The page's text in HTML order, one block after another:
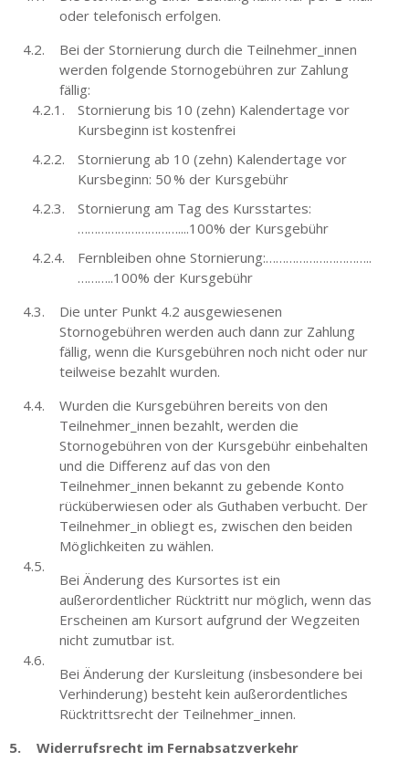
oder telefonisch erfolgen.
Bei der Stornierung durch die Teilnehmer_innen
werden folgende Stornogebühren zur Zahlung
fällig:
Stornierung bis 10 (zehn) Kalendertage vor
Kursbeginn ist kostenfrei
Stornierung ab 10 (zehn) Kalendertage vor
Kursbeginn: 50 % der Kursgebühr
Stornierung am Tag des Kursstartes:
…………………………....100% der Kursgebühr
Fernbleiben ohne Stornierung:…………………………..
………..100% der Kursgebühr
Die unter Punkt 4.2 ausgewiesenen
Stornogebühren werden auch dann zur Zahlung
fällig, wenn die Kursgebühren noch nicht oder nur
teilweise bezahlt wurden.
Wurden die Kursgebühren bereits von den
Teilnehmer_innen bezahlt, werden die
Stornogebühren von der Kursgebühr einbehalten
und die Differenz auf das von den
Teilnehmer_innen bekannt zu gebende Konto
rücküberwiesen oder als Guthaben verbucht. Der
Teilnehmer_in obliegt es, zwischen den beiden
Möglichkeiten zu wählen.
Bei Änderung des Kursortes ist ein
außerordentlicher Rücktritt nur möglich, wenn das
Erscheinen am Kursort aufgrund der Wegzeiten
nicht zumutbar ist.
Bei Änderung der Kursleitung (insbesondere bei
Verhinderung) besteht kein außerordentliches
Rücktrittsrecht der Teilnehmer_innen.
Widerrufsrecht im Fernabsatzverkehr